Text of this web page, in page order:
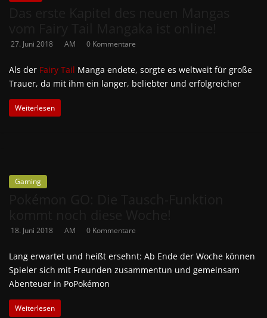
27. Juni 2018 AM 0 Kommentare
Als der Fairy Tail Manga endete, sorgte es weltweit für große
Trauer, da mit ihm ein langer, beliebter und erfolgreicher
Weiterlesen
Gaming
18. Juni 2018 AM 0 Kommentare
Lang erwartet und heißt ersehnt: Ab Ende der Woche können
Spieler sich mit Freunden zusammentun und gemeinsam
Abenteuer in PoPokémon
Weiterlesen